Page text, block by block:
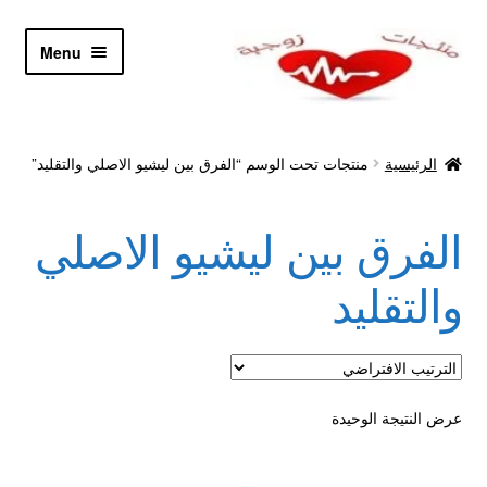
Skip
Skip
Menu
أدوية تكبير و تضخيم العضو
اتصل بنا
اتمام الطلب
ادوية تخسيس
الرئيسية منتجات تحت الوسم “الفرق بين ليشيو الاصلي والتقليد”
الفرق بين ليشيو الاصلي
والتقليد
عرض النتيجة الوحيدة